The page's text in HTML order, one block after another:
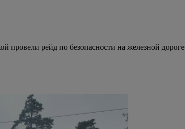
провели рейд по безопасности на железной дороге